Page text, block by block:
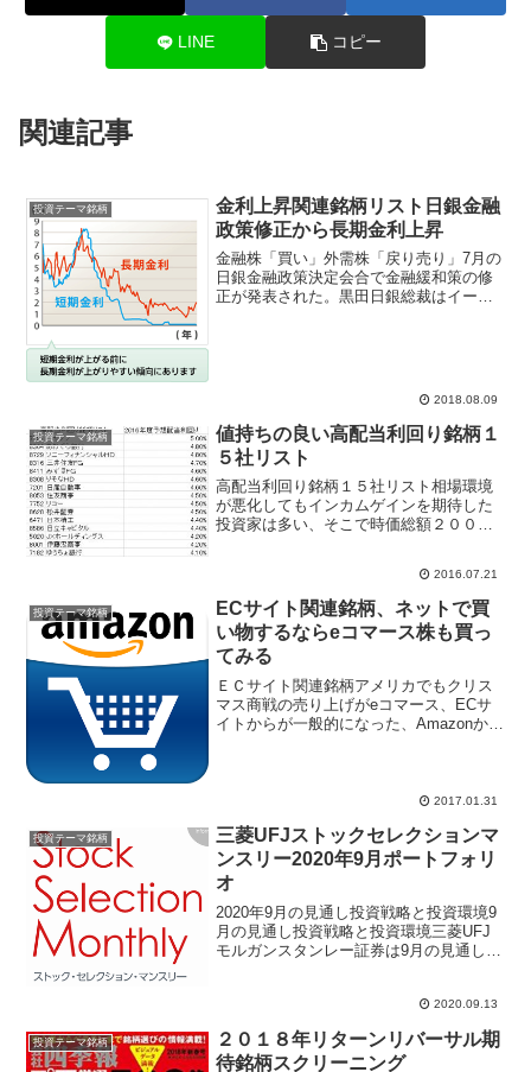
LINE コピー
関連記事
投資テーマ銘柄
金利上昇関連銘柄リスト日銀金融
政策修正から長期金利上昇
金融株「買い」外需株「戻り売り」7月の
日銀金融政策決定会合で金融緩和策の修
正が発表された。黒田日銀総裁はイール
2018.08.09
投資テーマ銘柄
値持ちの良い高配当利回り銘柄１
５社リスト
高配当利回り銘柄１５社リスト相場環境
が悪化してもインカムゲインを期待した
投資家は多い、そこで時価総額２０００
た。レポートでは５０社リストになって
いるが、上位１５社をまと...
2016.07.21
投資テーマ銘柄
ECサイト関連銘柄、ネットで買
い物するならeコマース株も買っ
てみる
ＥＣサイト関連銘柄アメリカでもクリス
マス商戦の売り上げがeコマース、ECサ
イトからが一般的になった、Amazonから
2017.01.31
投資テーマ銘柄
三菱UFJストックセレクションマ
ンスリー2020年9月ポートフォリ
オ
2020年9月の見通し投資戦略と投資環境9
月の見通し投資戦略と投資環境三菱UFJ
モルガンスタンレー証券は9月の見通し
したが、高値圏のグロース業種、ディフ
2020.09.13
投資テーマ銘柄
２０１８年リターンリバーサル期
待銘柄スクリーニング